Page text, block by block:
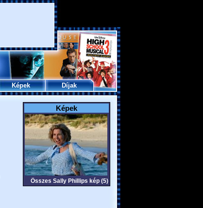
Képek Díjak
Képek
Összes Sally Phillips kép (5)